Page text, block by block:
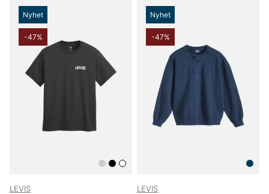
Nyhet
-47%
LEVIS
Nyhet
-47%
LEVIS